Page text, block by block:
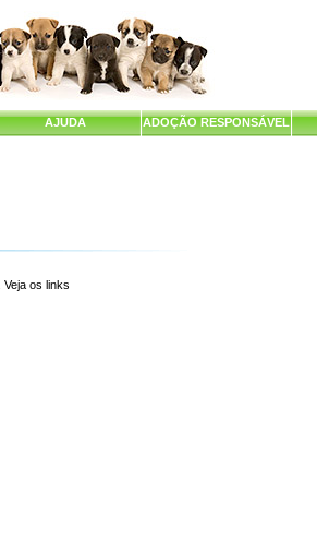
AJUDA ADOÇÃO RESPONSÁVEL
os links